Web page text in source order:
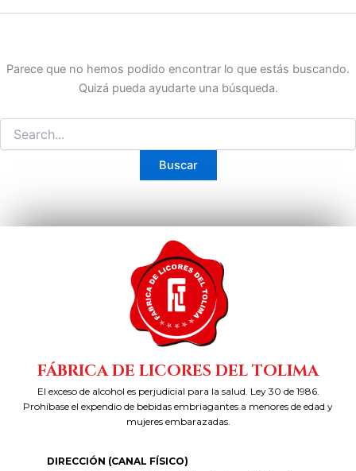
Parece que no hemos podido encontrar lo que estás buscando.
Quizá pueda ayudarte una búsqueda.
FÁBRICA DE LICORES DEL TOLIMA
El exceso de alcohol es perjudicial para la salud. Ley 30 de 1986.
Prohíbase el expendio de bebidas embriagantes a menores de edad y
mujeres embarazadas.
DIRECCIÓN (CANAL FÍSICO)